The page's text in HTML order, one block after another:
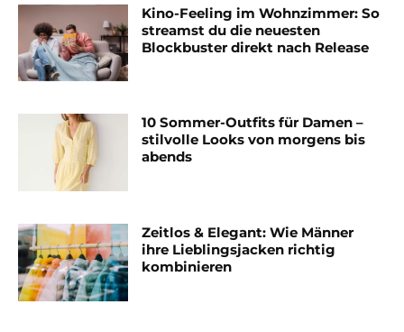
Kino-Feeling im Wohnzimmer: So
streamst du die neuesten
Blockbuster direkt nach Release
10 Sommer-Outfits für Damen –
stilvolle Looks von morgens bis
abends
Zeitlos & Elegant: Wie Männer
ihre Lieblingsjacken richtig
kombinieren